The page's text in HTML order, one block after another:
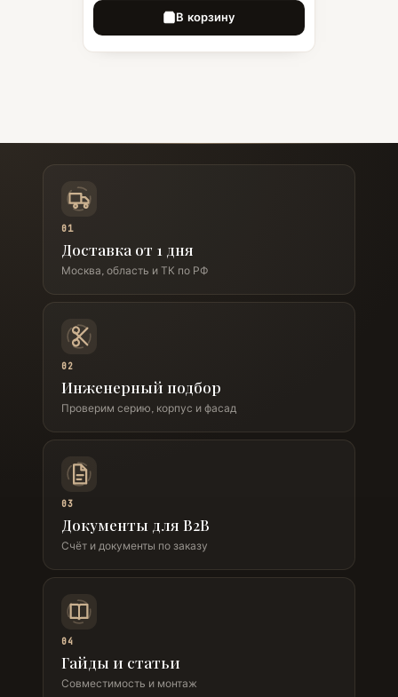
В корзину
01
Доставка от 1 дня
Москва, область и ТК по РФ
02
Инженерный подбор
Проверим серию, корпус и фасад
03
Документы для B2B
Счёт и документы по заказу
04
Гайды и статьи
Совместимость и монтаж